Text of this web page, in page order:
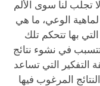
تجلب لنا سوى الألم
لماهية الوعي، ما هي
بها تتحكم تلك
في نشوء نتائج
التي تساعد
المرغوب فيها